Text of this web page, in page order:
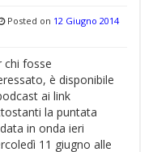
Posted on 12 Giugno 2014
chi fosse
è disponibile
ai link
la puntata
in onda ieri
11 giugno alle